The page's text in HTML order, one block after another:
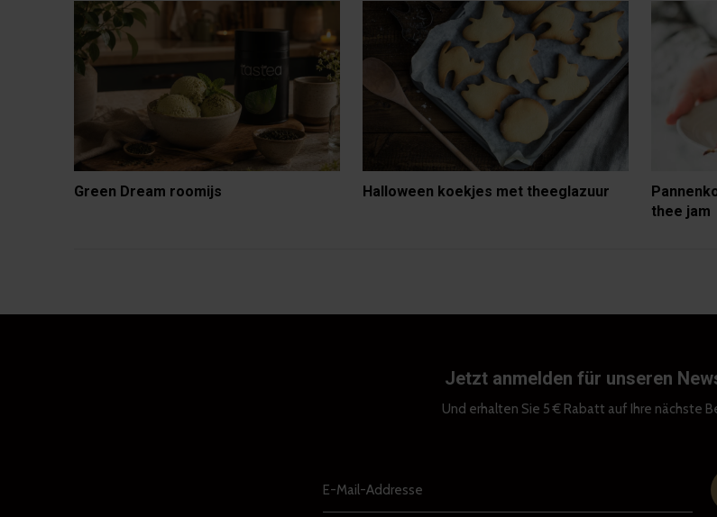
Green Dream roomijs Halloween koekjes met theeglazuur
thee jam
Jetzt anmelden für unseren
Und erhalten Sie 5 € Rabatt auf Ihre nächste